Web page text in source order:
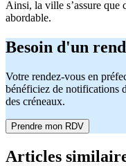
Ainsi, la ville s’assure que
abordable.
Besoin d'un
Votre rendez-vous en
bénéficiez de notifications
des créneaux.
Prendre mon RDV
Articles